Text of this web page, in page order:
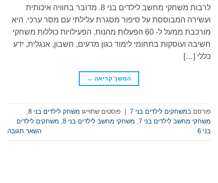
לרבות משחקי מחשב לילדים בני 8. מדובר בחוויה איכותית
ועשירה המבוססת על סיפור מסגרת עלילתי עם מסר ערכי. היא
מורכבת ממעל ל- 60 הפעלות מהנות. הפעילויות כוללות משחקי
חשיבה ועוסקות בתחומי לימוד כגון מדעים, חשבון, אנגלית, ידע
כללי […]
המשך קריאה →
פורסם במשחקים לילדים בני 7 פוסטים שתוייגו משחק לילדים בני 8
משחקי מחשב לילדים בני 7
משחקי מחשב לילדים בני 8
משחקים לילדים
בני 6
השאר תגובה